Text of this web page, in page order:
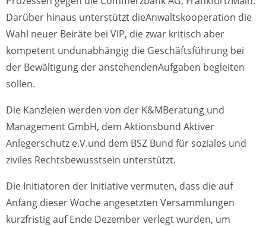
Darüber hinaus unterstützt dieAnwaltskooperation die
Wahl neuer Beiräte bei VIP, die zwar kritisch aber
kompetent undunabhängig die Geschäftsführung bei
der Bewältigung der anstehendenAufgaben begleiten
sollen.
Die Kanzleien werden von der K&MBeratung und
Management GmbH, dem Aktionsbund Aktiver
Anlegerschutz e.V.und dem BSZ Bund für soziales und
ziviles Rechtsbewusstsein unterstützt.
Die Initiatoren der Initiative vermuten, dass die auf
Anfang dieser Woche angesetzten Versammlungen
kurzfristig auf Ende Dezember verlegt wurden, um